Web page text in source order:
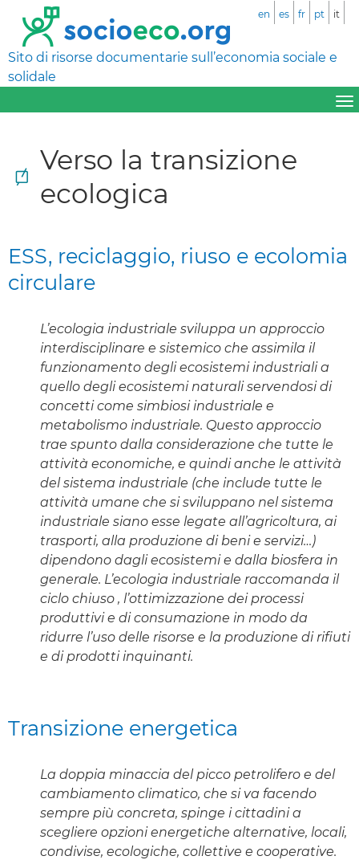
Sito di risorse documentarie sull’economia sociale e
solidale
en es fr pt it
Verso la transizione
ecologica
ESS, reciclaggio, riuso e ecolomia
circulare
L’ecologia industriale sviluppa un approccio
interdisciplinare e sistemico che assimila il
funzionamento degli ecosistemi industriali a
quello degli ecosistemi naturali servendosi di
concetti come simbiosi industriale e
metabolismo industriale. Questo approccio
trae spunto dalla considerazione che tutte le
attività economiche, e quindi anche le attività
del sistema industriale (che include tutte le
attività umane che si sviluppano nel sistema
industriale siano esse legate all’agricoltura, ai
trasporti, alla produzione di beni e servizi…)
dipendono dagli ecosistemi e dalla biosfera in
generale. L’ecologia industriale raccomanda il
ciclo chiuso , l’ottimizzazione dei processi
produttivi e di consumazione in modo da
ridurre l’uso delle risorse e la produzione di rifiuti
e di prodotti inquinanti.
Transizione energetica
La doppia minaccia del picco petrolifero e del
cambiamento climatico, che si va facendo
sempre più concreta, spinge i cittadini a
scegliere opzioni energetiche alternative, locali,
condivise, ecologiche, collettive e cooperative.